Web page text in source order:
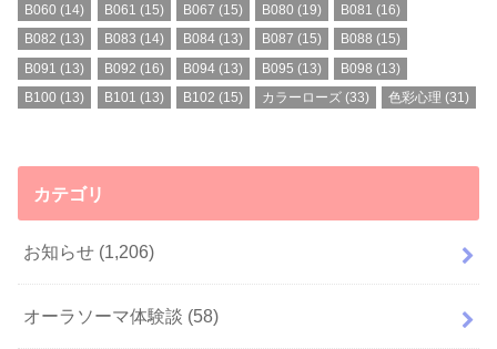
B060 (14) B061 (15) B067 (15) B080 (19) B081 (16)
B082 (13) B083 (14) B084(13) B087 (15) B088 (15)
B091 (13) B092 (16) B094(13) B095 (13) B098 (13)
B100 (13) B101 (13) B102 (15) カラーローズ (33) 色彩心理 (31)
カテゴリ
お知らせ (1,206)
オーラソーマ体験談 (58)